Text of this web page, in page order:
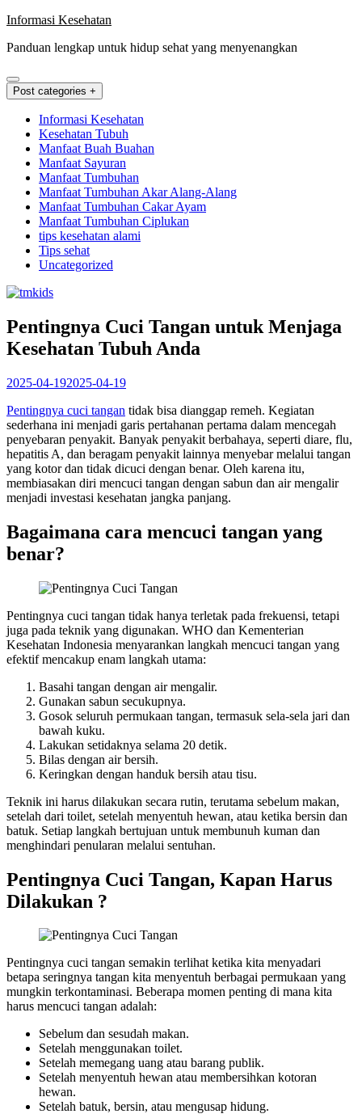
Skip
content
Informasi Kesehatan
Panduan lengkap untuk hidup sehat yang menyenangkan
Post categories +
Informasi Kesehatan
Kesehatan Tubuh
Manfaat Buah Buahan
Manfaat Sayuran
Manfaat Tumbuhan
Manfaat Tumbuhan Akar Alang-Alang
Manfaat Tumbuhan Cakar Ayam
Manfaat Tumbuhan Ciplukan
tips kesehatan alami
Tips sehat
Uncategorized
Pentingnya Cuci Tangan untuk Menjaga
Kesehatan Tubuh Anda
2025-04-192025-04-19
Pentingnya cuci tangan tidak bisa dianggap remeh. Kegiatan
sederhana ini menjadi garis pertahanan pertama dalam mencegah
penyebaran penyakit. Banyak penyakit berbahaya, seperti diare, flu,
hepatitis A, dan beragam penyakit lainnya menyebar melalui tangan
yang kotor dan tidak dicuci dengan benar. Oleh karena itu,
membiasakan diri mencuci tangan dengan sabun dan air mengalir
menjadi investasi kesehatan jangka panjang.
Bagaimana cara mencuci tangan yang
benar?
Pentingnya cuci tangan tidak hanya terletak pada frekuensi, tetapi
juga pada teknik yang digunakan. WHO dan Kementerian
Kesehatan Indonesia menyarankan langkah mencuci tangan yang
efektif mencakup enam langkah utama:
Basahi tangan dengan air mengalir.
Gunakan sabun secukupnya.
Gosok seluruh permukaan tangan, termasuk sela-sela jari dan
bawah kuku.
Lakukan setidaknya selama 20 detik.
Bilas dengan air bersih.
Keringkan dengan handuk bersih atau tisu.
Teknik ini harus dilakukan secara rutin, terutama sebelum makan,
setelah dari toilet, setelah menyentuh hewan, atau ketika bersin dan
batuk. Setiap langkah bertujuan untuk membunuh kuman dan
menghindari penularan melalui sentuhan.
Pentingnya Cuci Tangan, Kapan Harus
Dilakukan ?
Pentingnya cuci tangan semakin terlihat ketika kita menyadari
betapa seringnya tangan kita menyentuh berbagai permukaan yang
mungkin terkontaminasi. Beberapa momen penting di mana kita
harus mencuci tangan adalah:
Sebelum dan sesudah makan.
Setelah menggunakan toilet.
Setelah memegang uang atau barang publik.
Setelah menyentuh hewan atau membersihkan kotoran
hewan.
Setelah batuk, bersin, atau mengusap hidung.